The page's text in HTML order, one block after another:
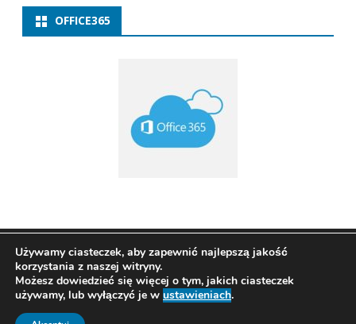
OFFICE365
Copyright 2021 ZSP w Baborowie Ribosome
Powered by
Używamy ciasteczek, aby zapewnić najlepszą jakość
korzystania z naszej witryny.
Możesz dowiedzieć się więcej o tym, jakich ciasteczek
używamy, lub wyłączyć je w ustawieniach.